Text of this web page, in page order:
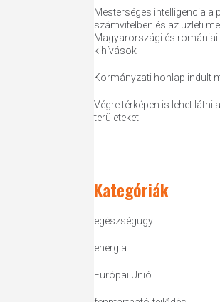
Mesterséges intelligencia a
számvitelben és az üzleti
Magyarországi és
kihívások
Kormányzati honlap indult
Végre térképen is lehet látni
területeket
Kategóriák
egészségügy
energia
Európai Unió